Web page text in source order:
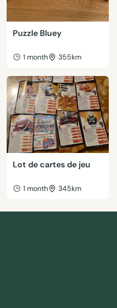
Puzzle Bluey
1 month 355km
Lot de cartes de jeu
1 month 345km